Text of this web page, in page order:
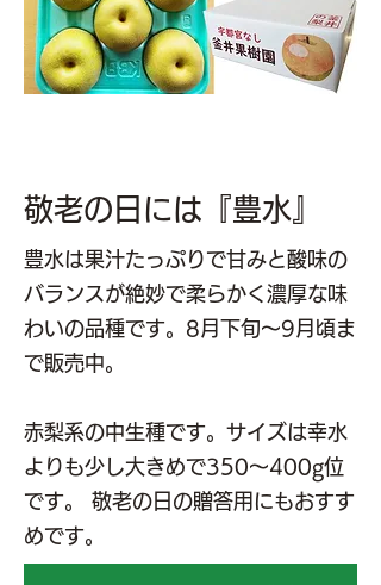
敬老の日には『豊水』
豊水は果汁たっぷりで甘みと酸味の
バランスが絶妙で柔らかく濃厚な味
わいの品種です。8月下旬～9月頃ま
で販売中。
赤梨系の中生種です。サイズは幸水
よりも少し大きめで350～400g位
です。 敬老の日の贈答用にもおすす
めです。